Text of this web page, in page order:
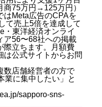
商75万円→125万円）
はMeta広告のCPAを
て売上5倍を達成して
・東洋経済オンライ
ア56〜68社への掲載
際立ちます。月額費
は公式サイトからお問
数店舗経営者の方で
業に集中したい」と
sapporo-sns-